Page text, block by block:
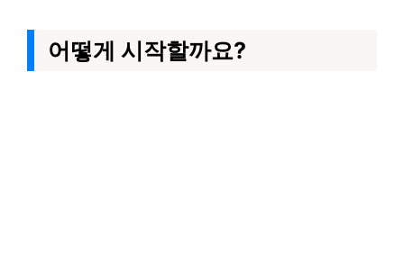
어떻게 시작할까요?